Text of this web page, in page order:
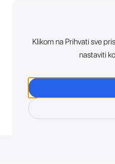
Klikom na Prihvati sve
nastaviti